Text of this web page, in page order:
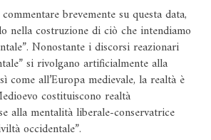
brevemente su questa data,
nella costruzione di ciò che intendiamo
Nonostante i discorsi reazionari
si rivolgano artificialmente alla
come all’Europa medievale, la realtà è
costituiscono realtà
alla mentalità liberale-conservatrice
occidentale”.